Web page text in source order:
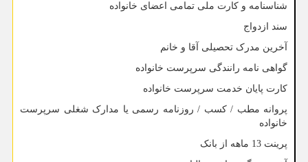
شناسنامه و کارت ملی تمامی اعضای خانواده
سند ازدواج
آخرین مدرک تحصیلی آقا و خانم
گواهی نامه رانندگی سرپرست خانواده
کارت پایان خدمت سرپرست خانواده
پروانه مطب / کسب / روزنامه رسمی یا مدارک شغلی سرپرست
خانواده
پرینت 13 ماهه از بانک